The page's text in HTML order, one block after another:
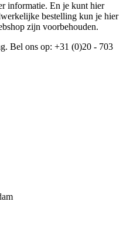
informatie. En je kunt hier
bestelling kun je hier
zijn voorbehouden.
Bel ons op: +31 (0)20 - 703